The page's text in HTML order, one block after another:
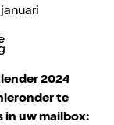
2024
te
uw mailbox: